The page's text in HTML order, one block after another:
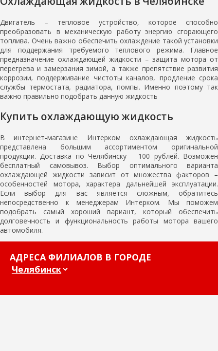
Двигатель – тепловое устройство, которое способно
преобразовать в механическую работу энергию сгорающего
топлива. Очень важно обеспечить охлаждение такой установки
для поддержания требуемого теплового режима. Главное
предназначение охлаждающей жидкости – защита мотора от
перегрева и замерзания зимой, а также препятствие развития
коррозии, поддерживание чистоты каналов, продление срока
службы термостата, радиатора, помпы. Именно поэтому так
важно правильно подобрать данную жидкость
Купить охлаждающую жидкость
В интернет-магазине Интерком охлаждающая жидкость
представлена большим ассортиментом оригинальной
продукции. Доставка по Челябинску – 100 рублей. Возможен
бесплатный самовывоз. Выбор оптимального варианта
охлаждающей жидкости зависит от множества факторов –
особенностей мотора, характера дальнейшей эксплуатации.
Если выбор для вас является сложным, обратитесь
непосредственно к менеджерам Интерком. Мы поможем
подобрать самый хороший вариант, который обеспечить
долговечность и функциональность работы мотора вашего
автомобиля.
АДРЕСА ФИЛИАЛОВ В ГОРОДЕ